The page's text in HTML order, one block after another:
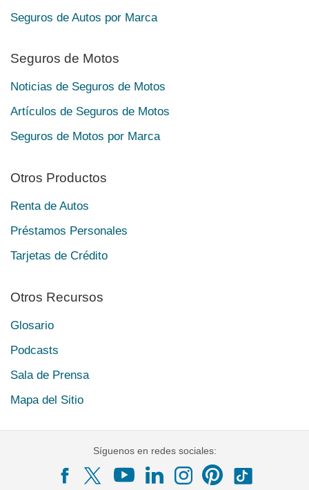
Seguros de Autos por Marca
Seguros de Motos
Noticias de Seguros de Motos
Artículos de Seguros de Motos
Seguros de Motos por Marca
Otros Productos
Renta de Autos
Préstamos Personales
Tarjetas de Crédito
Otros Recursos
Glosario
Podcasts
Sala de Prensa
Mapa del Sitio
Síguenos en redes sociales: